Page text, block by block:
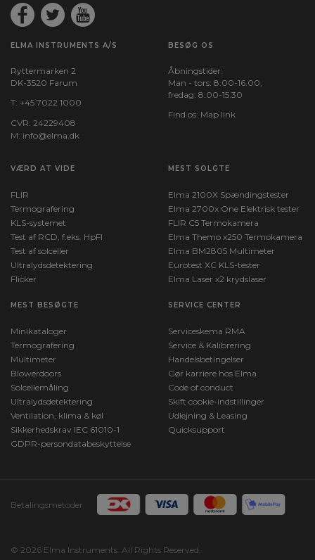
ELMA INSTRUMENTS A/S
Ryttermarken 2
DK-3520 Farum
T: +45 7022 1000
CVR: 24229408
M: info@elma.dk
BESØG OS
Åbningstider:
Man - tors: 8.00-16.00,
fredag: 8.00-15.30
Find os: Map link
VÆRD AT VIDE
FLIR
Termografering
KLS-systemet
Test af RCD, f.eks. HpFI
Test af solceller
Ultralydsdetektering
Flicker
MEST SOLGTE
Elma 2100X Spændingstester
Elma 2700x One Elektrisk tester
FLIR C5 Termokamera
Elma Themo x250 Termokamera
Elma BM2805 Multimeter
Eurotest XC KLS-tester
Elma Laser x2 krydslaser
MEST BESØGTE
Minikataloger
Termografering
Multimeter
Blowerdoors
Solcellemåling
Ultralydsdetektering
Ventilation, klima & køl
Sikkerhedskrav IEC 61010-1
GDPR-persondatabeskyttelse
SERVICE CENTER
Serviceskema RMA
Service & Kalibrering
Handelsbetingelser
Gør karriere hos Elma
Code of conduct
Skift cookie-indstillinger
Udlejning & Leasing
Quicksupport
Betalingsmetoder
© 2026 Elma Instruments. All Rights Reserved.